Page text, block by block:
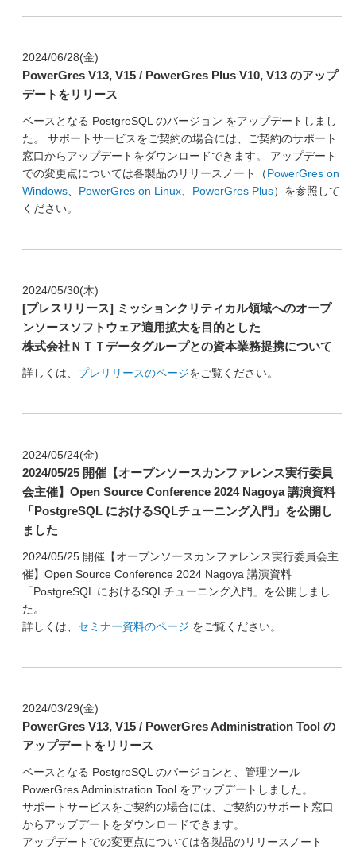
2024/06/28(金)
PowerGres V13, V15 / PowerGres Plus V10, V13 のアップ
デートをリリース
ベースとなる PostgreSQL のバージョン をアップデートしまし
た。 サポートサービスをご契約の場合には、ご契約のサポート
窓口からアップデートをダウンロードできます。 アップデート
での変更点については各製品のリリースノート（PowerGres on
Windows、 PowerGres on Linux、 PowerGres Plus）を参照して
ください。
2024/05/30(木)
[プレスリリース] ミッションクリティカル領域へのオープ
ンソースソフトウェア適用拡大を目的とした
株式会社ＮＴＴデータグループとの資本業務提携について
詳しくは、 プレリリースのページをご覧ください。
2024/05/24(金)
2024/05/25 開催【オープンソースカンファレンス実行委員
会主催】Open Source Conference 2024 Nagoya 講演資料
「PostgreSQL におけるSQLチューニング入門」を公開し
ました
2024/05/25 開催【オープンソースカンファレンス実行委員会主
催】Open Source Conference 2024 Nagoya 講演資料
「PostgreSQL におけるSQLチューニング入門」を公開しまし
た。
詳しくは、 セミナー資料のページ をご覧ください。
2024/03/29(金)
PowerGres V13, V15 / PowerGres Administration Tool の
アップデートをリリース
ベースとなる PostgreSQL のバージョンと、管理ツール
PowerGres Administration Tool をアップデートしました。
サポートサービスをご契約の場合には、ご契約のサポート窓口
からアップデートをダウンロードできます。
アップデートでの変更点については各製品のリリースノート